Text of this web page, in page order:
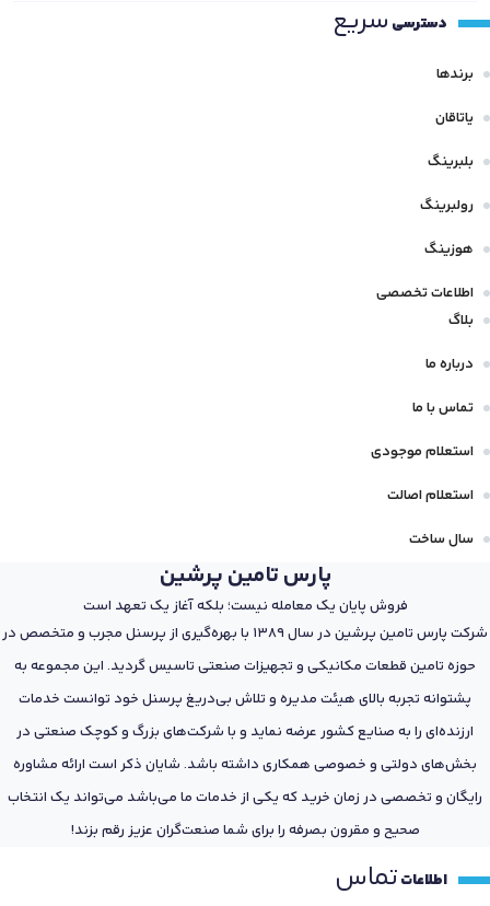
دسترسی سریع
برندها
یاتاقان
بلبرینگ
رولبرینگ
هوزینگ
اطلاعات تخصصی
بلاگ
درباره ما
تماس با ما
استعلام موجودی
استعلام اصالت
سال ساخت
پارس تامین پرشین
فروش پایان یک معامله نیست؛ بلکه آغاز یک تعهد است
شرکت پارس تامین پرشین در سال 1389 با بهره‌گیری از پرسنل مجرب و متخصص در
حوزه تامین قطعات مکانیکی و تجهیزات صنعتی تاسیس گردید. این مجموعه به
پشتوانه تجربه بالای هیئت مدیره و تلاش بی‌دریغ پرسنل خود توانست خدمات
ارزنده‌ای را به صنایع کشور عرضه نماید و با شرکت‌های بزرگ و کوچک صنعتی در
بخش‌های دولتی و خصوصی همکاری داشته باشد. شایان ذکر است ارائه مشاوره
رایگان و تخصصی در زمان خرید که یکی از خدمات ما می‌باشد می‌تواند یک انتخاب
صحیح و مقرون بصرفه را برای شما صنعت‌گران عزیز رقم بزند!
اطلاعاتتماس